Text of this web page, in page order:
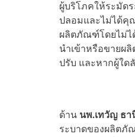
ผู้บริโภคให้ระมัด
ปลอมและไม่ได้คุ
ผลิตภัณฑ์โดยไม่ไ
นำเข้าหรือขายผ
ปรับ และหากผู้ใด
ด้าน นพ.เทวัญ ธา
ระบาดของผลิตภั